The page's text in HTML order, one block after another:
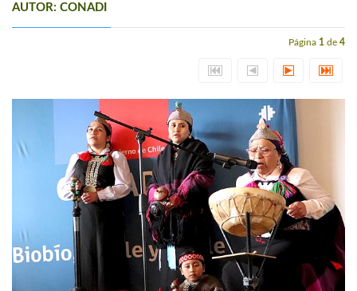
AUTOR: CONADI
Página 1 de 4